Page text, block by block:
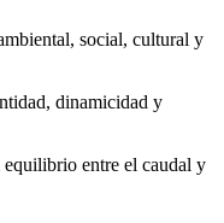
social, cultural y
dinamicidad y
equilibrio entre el caudal y